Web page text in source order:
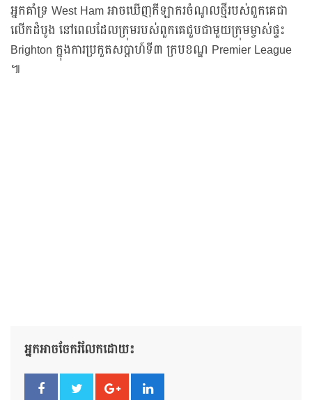
អ្នកគាំទ្រ West Ham អាចឃើញកីឡាករចំណូលថ្មីរបស់ពួកគេជា
លើកដំបូង នៅពេលដែលក្រុមរបស់ពួកគេជួបជាមួយក្រុមម្ចាស់ផ្ទះ
Brighton ក្នុងការប្រកួតសប្ដាហ៍ទី៣ ក្របខណ្ឌ Premier League
៕
អ្នកអាចចែករំលែកដោយ៖